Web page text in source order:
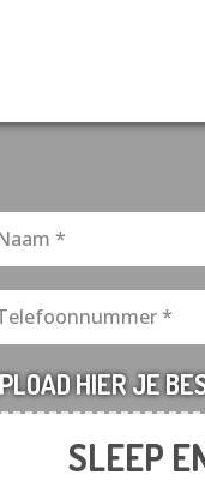
HIER JE
SLEEP